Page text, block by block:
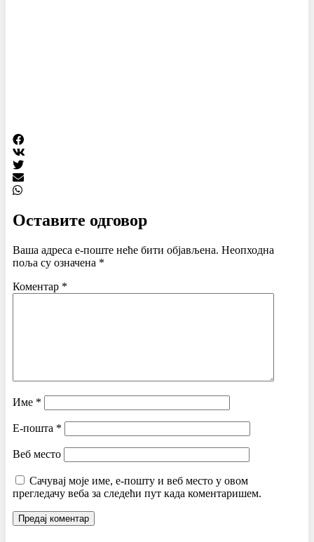
Оставите одговор
Ваша адреса е-поште неће бити објављена. Неопходна
поља су означена *
Коментар *
Име *
Е-пошта *
Веб место
Сачувај моје име, е-пошту и веб место у овом
прегледачу веба за следећи пут када коментаришем.